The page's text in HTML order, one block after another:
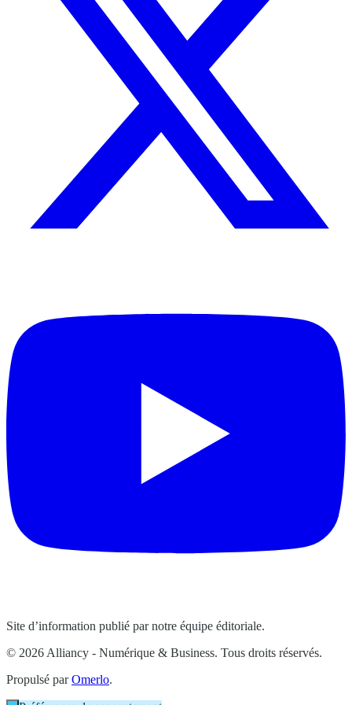
Site d’information publié par notre équipe éditoriale.
© 2026 Alliancy - Numérique & Business. Tous droits réservés.
Propulsé parOmerlo.